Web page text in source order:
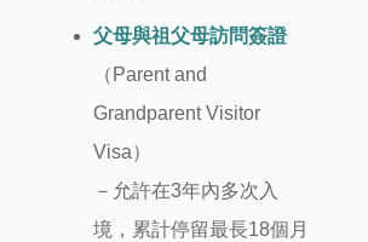
父母與祖父母訪問簽證
（Parent and
Grandparent Visitor
Visa）
－允許在3年內多次入
境，累計停留最長18個月